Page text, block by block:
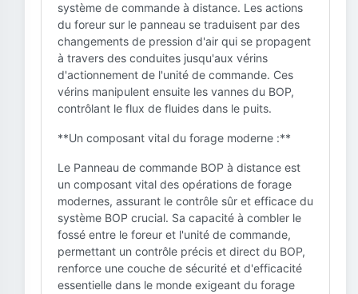
système de commande à distance. Les actions
du foreur sur le panneau se traduisent par des
changements de pression d'air qui se propagent
à travers des conduites jusqu'aux vérins
d'actionnement de l'unité de commande. Ces
vérins manipulent ensuite les vannes du BOP,
contrôlant le flux de fluides dans le puits.
**Un composant vital du forage moderne :**
Le Panneau de commande BOP à distance est
un composant vital des opérations de forage
modernes, assurant le contrôle sûr et efficace du
système BOP crucial. Sa capacité à combler le
fossé entre le foreur et l'unité de commande,
permettant un contrôle précis et direct du BOP,
renforce une couche de sécurité et d'efficacité
essentielle dans le monde exigeant du forage